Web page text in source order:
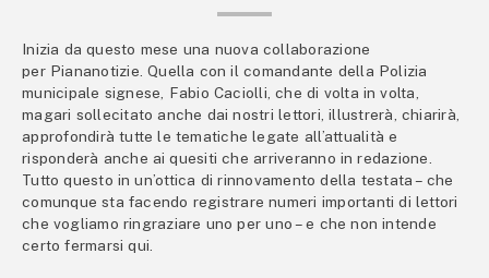
Inizia da questo mese una nuova collaborazione
per Piananotizie. Quella con il comandante della Polizia
municipale signese, Fabio Caciolli, che di volta in volta,
magari sollecitato anche dai nostri lettori, illustrerà, chiarirà,
approfondirà tutte le tematiche legate all’attualità e
risponderà anche ai quesiti che arriveranno in redazione.
Tutto questo in un’ottica di rinnovamento della testata – che
comunque sta facendo registrare numeri importanti di lettori
che vogliamo ringraziare uno per uno – e che non intende
certo fermarsi qui.